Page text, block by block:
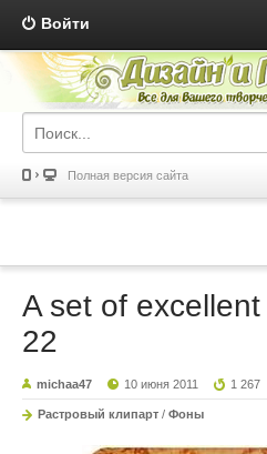
Войти
Полная версия сайта
A set of
22
michaa47 10 июня 2011 1 267
Растровый клипарт / Фоны